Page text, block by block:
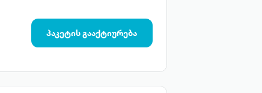
პაკეტის გააქტიურება